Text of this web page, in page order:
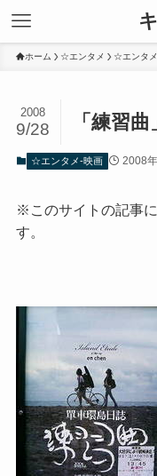
ホーム ☆エンタメ ☆エンタ
「練習曲
2008
9/28
☆エンタメ-映画 2008
※このサイトの記事
す。